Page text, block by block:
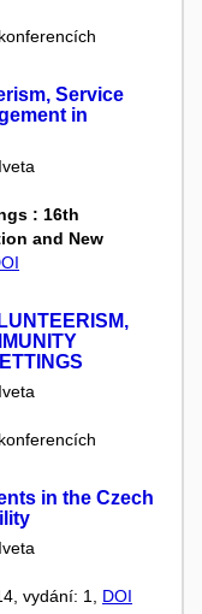
Service
in
: 16th
and New
in the Czech
vydání: 1, DOI